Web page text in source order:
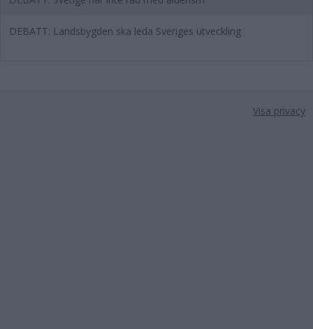
DEBATT: Landsbygden ska leda Sveriges utveckling
Visa privacy